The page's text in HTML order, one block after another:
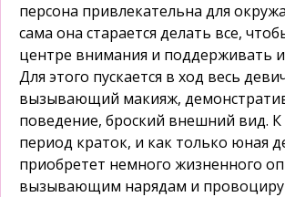
персона привлекательна для
сама она старается делать все,
центре внимания и поддерживать
Для этого пускается в ход весь
вызывающий макияж,
поведение, броский внешний вид. К
период краток, и как только юная
приобретет немного жизненного
вызывающим нарядам и